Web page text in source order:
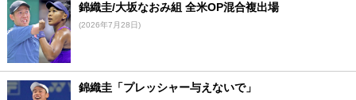
錦織圭/大坂なおみ組 全米OP混合複出場
(2026年7月28日)
錦織圭「プレッシャー与えないで」